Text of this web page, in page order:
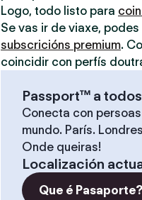
Logo, todo listo para
Se vas ir de viaxe, podes
subscricións premium.
coincidir con perfís
Passport™ a
Conecta con
mundo. París.
Onde queiras!
Localización
Que é Pasaporte?